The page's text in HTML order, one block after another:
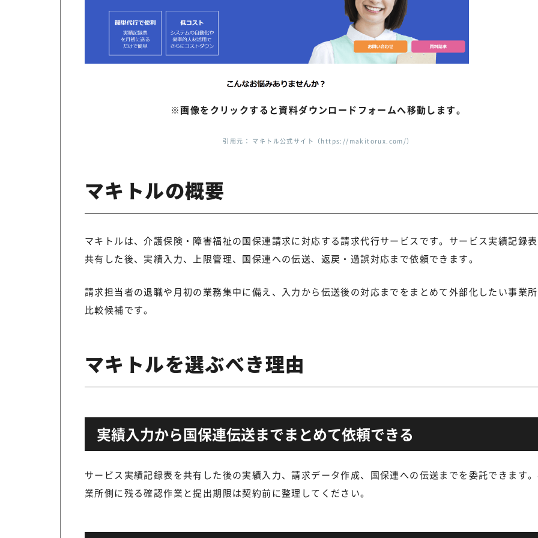
※画像をクリックすると資料ダウンロードフォームへ移動します。
引用元： マキトル公式サイト（https://makitorux.com/）
マキトルの概要
マキトルは、介護保険・障害福祉の国保連請求に対応する請求代行サービスです。サービス実績記録
共有した後、実績入力、上限管理、国保連への伝送、返戻・過誤対応まで依頼できます。
請求担当者の退職や月初の業務集中に備え、入力から伝送後の対応までをまとめて外部化したい事業
比較候補です。
マキトルを選ぶべき理由
実績入力から国保連伝送までまとめて依頼できる
サービス実績記録表を共有した後の実績入力、請求データ作成、国保連への伝送までを委託できます
業所側に残る確認作業と提出期限は契約前に整理してください。